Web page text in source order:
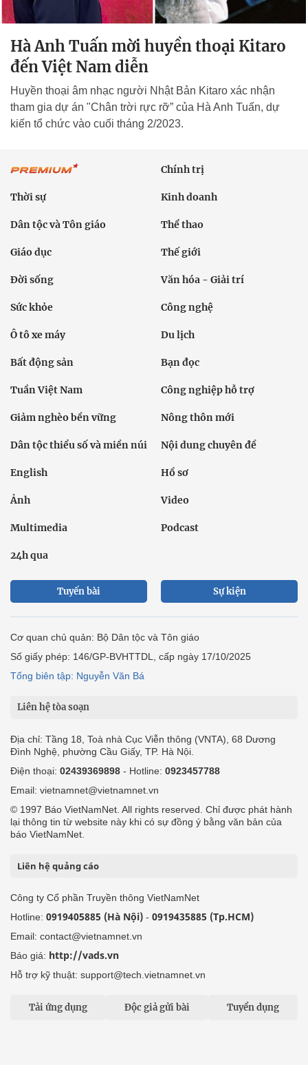
Hà Anh Tuấn mời huyền thoại Kitaro
đến Việt Nam diễn
Huyền thoại âm nhạc người Nhật Bản Kitaro xác nhận
tham gia dự án "Chân trời rực rỡ” của Hà Anh Tuấn, dự
kiến tổ chức vào cuối tháng 2/2023.
Chính trị
Thời sự Kinh doanh
Dân tộc và Tôn giáo Thể thao
Giáo dục Thế giới
Đời sống Văn hóa - Giải trí
Sức khỏe Công nghệ
Ô tô xe máy Du lịch
Bất động sản Bạn đọc
Tuần Việt Nam Công nghiệp hỗ trợ
Giảm nghèo bền vững Nông thôn mới
Dân tộc thiểu số và miền núi Nội dung chuyên đề
English Hồ sơ
Ảnh Video
Multimedia Podcast
24h qua
Tuyến bài Sự kiện
Cơ quan chủ quản: Bộ Dân tộc và Tôn giáo
Số giấy phép: 146/GP-BVHTTDL, cấp ngày 17/10/2025
Tổng biên tập: Nguyễn Văn Bá
Liên hệ tòa soạn
Địa chỉ: Tầng 18, Toà nhà Cục Viễn thông (VNTA), 68 Dương
Đình Nghệ, phường Cầu Giấy, TP. Hà Nội.
Điện thoại: 02439369898 - Hotline: 0923457788
Email: vietnamnet@vietnamnet.vn
© 1997 Báo VietNamNet. All rights reserved. Chỉ được phát hành
lại thông tin từ website này khi có sự đồng ý bằng văn bản của
báo VietNamNet.
Liên hệ quảng cáo
Công ty Cổ phần Truyền thông VietNamNet
Hotline: 0919405885 (Hà Nội) - 0919435885 (Tp.HCM)
Email: contact@vietnamnet.vn
Báo giá: http://vads.vn
Hỗ trợ kỹ thuật: support@tech.vietnamnet.vn
Tải ứng dụng Độc giả gửi bài Tuyển dụng